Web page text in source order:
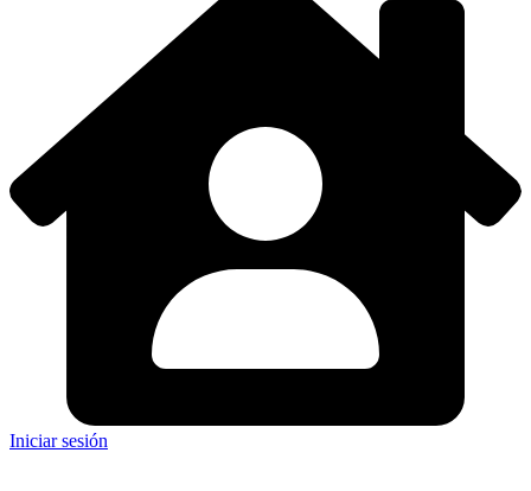
Iniciar sesión